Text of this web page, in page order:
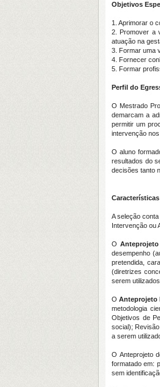
Objetivos
1. Aprimorar o
2. Promover a
atuação na
3. Formar uma
4. Fornecer
5. Formar
Perfil do
O Mestrado
demarcam a
permitir um
intervenção
O aluno
resultados do
decisões tanto
A seleção
Intervenção ou
O
desempenho
pretendida,
(diretrizes
serem
OAnteprojeto
metodologia
Objetivos de
social);
a serem
O Anteprojeto
formatado em:
sem